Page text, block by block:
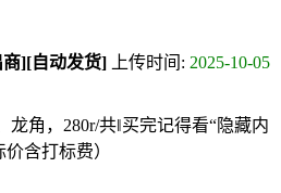
商][自动发货] 上传时间: 2025-10-05
角，280r/共‖买完记得看“隐藏内
含打标费）